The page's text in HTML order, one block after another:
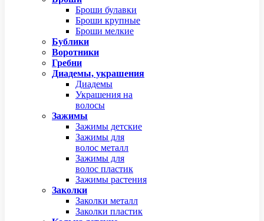
Броши булавки
Броши крупные
Броши мелкие
Бублики
Воротники
Гребни
Диадемы, украшения
Диадемы
Украшения на
волосы
Зажимы
Зажимы детские
Зажимы для
волос металл
Зажимы для
волос пластик
Зажимы растения
Заколки
Заколки металл
Заколки пластик